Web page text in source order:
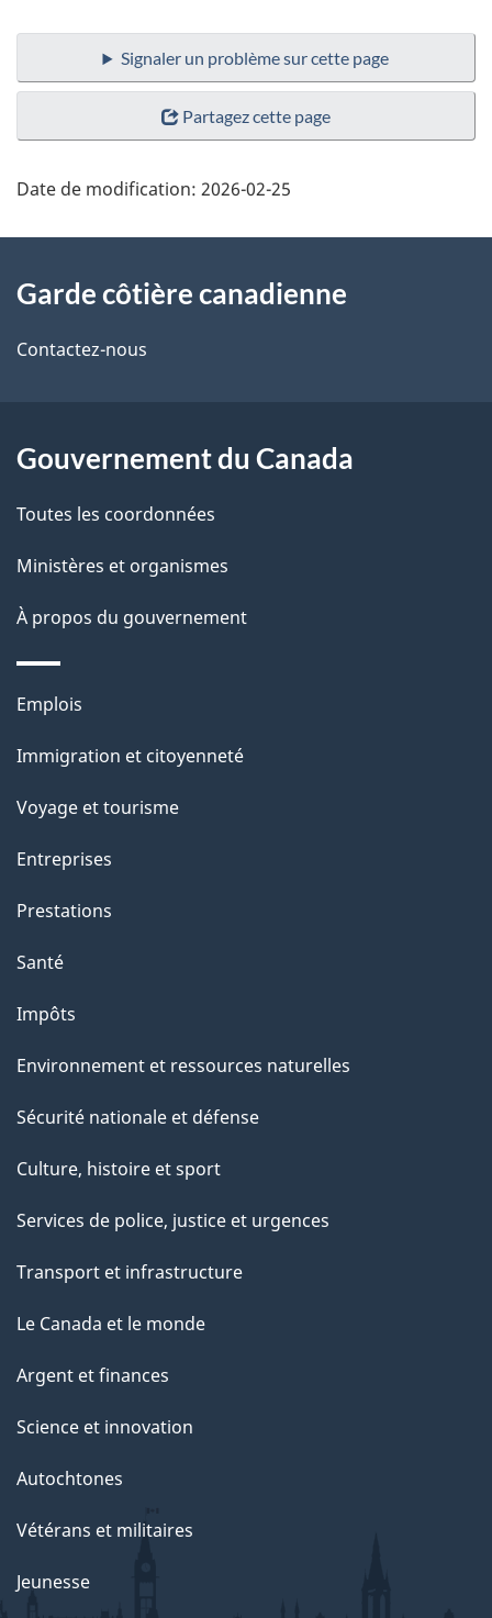
Signaler un problème sur cette page
Partagez cette page
Date de modification: 2026-02-25
propos
de
site
Garde côtière canadienne
Contactez-nous
Gouvernement du Canada
Toutes les coordonnées
Ministères et organismes
À propos du gouvernement
Thèmes
sujets
Emplois
Immigration et citoyenneté
Voyage et tourisme
Entreprises
Prestations
Santé
Impôts
Environnement et ressources naturelles
Sécurité nationale et défense
Culture, histoire et sport
Services de police, justice et urgences
Transport et infrastructure
Le Canada et le monde
Argent et finances
Science et innovation
Autochtones
Vétérans et militaires
Jeunesse